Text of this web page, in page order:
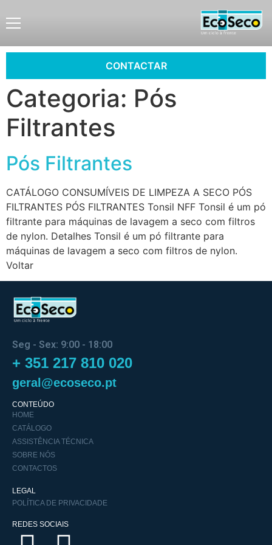
CONTACTAR
Categoria: Pós
Filtrantes
Pós Filtrantes
CATÁLOGO CONSUMÍVEIS DE LIMPEZA A SECO PÓS
FILTRANTES PÓS FILTRANTES Tonsil NFF Tonsil é um pó
filtrante para máquinas de lavagem a seco com filtros
de nylon. Detalhes Tonsil é um pó filtrante para
máquinas de lavagem a seco com filtros de nylon.
Voltar
Seg - Sex: 9:00 - 18:00
+ 351 217 810 020
geral@ecoseco.pt
CONTEÚDO
HOME
CATÁLOGO
ASSISTÊNCIA TÉCNICA
SOBRE NÓS
CONTACTOS
LEGAL
POLÍTICA DE PRIVACIDADE
REDES SOCIAIS